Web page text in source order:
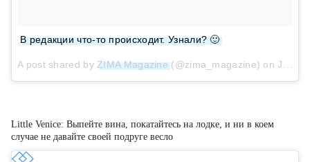
В редакции что-то происходит. Узнали? 🙂
A post shared byZIMA Magazine(@zima_magazine) onJan 18, 2018 at 5:17am PST
Little Venice: Выпейте вина, покатайтесь на лодке, и ни в коем
случае не давайте своей подруге весло